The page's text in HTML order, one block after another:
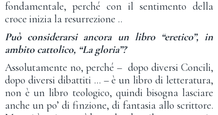
fondamentale, perché con il sentimento della
croce inizia la resurrezione ..
Può considerarsi ancora un libro “eretico”, in
ambito cattolico, “La gloria”?
Assolutamente no, perché – dopo diversi Concili,
dopo diversi dibattiti … – è un libro di letteratura,
non è un libro teologico, quindi bisogna lasciare
anche un po’ di finzione, di fantasia allo scrittore.